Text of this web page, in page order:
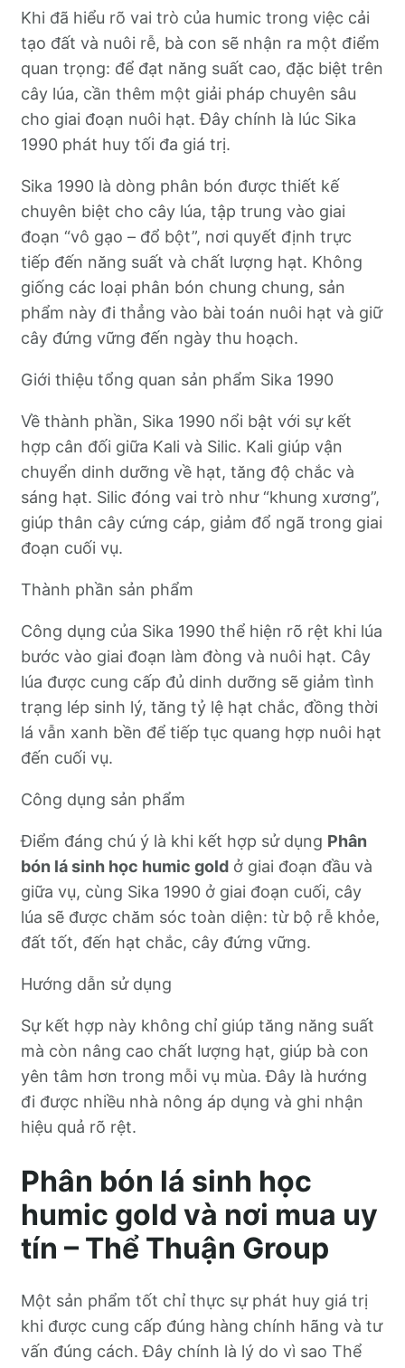
Khi đã hiểu rõ vai trò của humic trong việc cải
tạo đất và nuôi rễ, bà con sẽ nhận ra một điểm
quan trọng: để đạt năng suất cao, đặc biệt trên
cây lúa, cần thêm một giải pháp chuyên sâu
cho giai đoạn nuôi hạt. Đây chính là lúc Sika
1990 phát huy tối đa giá trị.
Sika 1990 là dòng phân bón được thiết kế
chuyên biệt cho cây lúa, tập trung vào giai
đoạn “vô gạo – đổ bột”, nơi quyết định trực
tiếp đến năng suất và chất lượng hạt. Không
giống các loại phân bón chung chung, sản
phẩm này đi thẳng vào bài toán nuôi hạt và giữ
cây đứng vững đến ngày thu hoạch.
Giới thiệu tổng quan sản phẩm Sika 1990
Về thành phần, Sika 1990 nổi bật với sự kết
hợp cân đối giữa Kali và Silic. Kali giúp vận
chuyển dinh dưỡng về hạt, tăng độ chắc và
sáng hạt. Silic đóng vai trò như “khung xương”,
giúp thân cây cứng cáp, giảm đổ ngã trong giai
đoạn cuối vụ.
Thành phần sản phẩm
Công dụng của Sika 1990 thể hiện rõ rệt khi lúa
bước vào giai đoạn làm đòng và nuôi hạt. Cây
lúa được cung cấp đủ dinh dưỡng sẽ giảm tình
trạng lép sinh lý, tăng tỷ lệ hạt chắc, đồng thời
lá vẫn xanh bền để tiếp tục quang hợp nuôi hạt
đến cuối vụ.
Công dụng sản phẩm
Điểm đáng chú ý là khi kết hợp sử dụng Phân
bón lá sinh học humic gold ở giai đoạn đầu và
giữa vụ, cùng Sika 1990 ở giai đoạn cuối, cây
lúa sẽ được chăm sóc toàn diện: từ bộ rễ khỏe,
đất tốt, đến hạt chắc, cây đứng vững.
Hướng dẫn sử dụng
Sự kết hợp này không chỉ giúp tăng năng suất
mà còn nâng cao chất lượng hạt, giúp bà con
yên tâm hơn trong mỗi vụ mùa. Đây là hướng
đi được nhiều nhà nông áp dụng và ghi nhận
hiệu quả rõ rệt.
Phân bón lá sinh học
humic gold và nơi mua uy
tín – Thể Thuận Group
Một sản phẩm tốt chỉ thực sự phát huy giá trị
khi được cung cấp đúng hàng chính hãng và tư
vấn đúng cách. Đây chính là lý do vì sao Thể